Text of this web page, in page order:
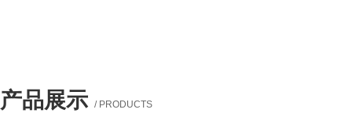
产品展示 / PRODUCTS